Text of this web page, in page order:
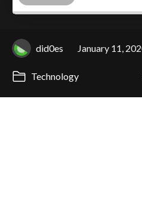
did0es January 11,
Technology